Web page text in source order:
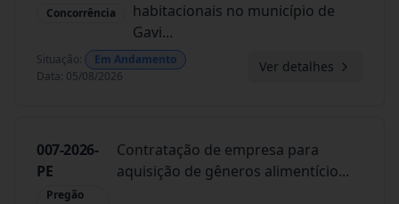
Concorrência
habitacionais no município de
Gavi...
Situação:
Em Andamento
Data: 05/08/2026
Ver detalhes
007-2026-
PE
Pregão
Contratação de empresa para
aquisição de gêneros alimentício...